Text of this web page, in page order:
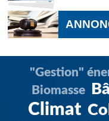
"Gestion"
Biomasse
Climat